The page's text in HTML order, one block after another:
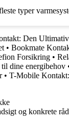
typer
Den
• Bookmate
Forsikring •
dine energibehov
• T-Mobile
og konkrete